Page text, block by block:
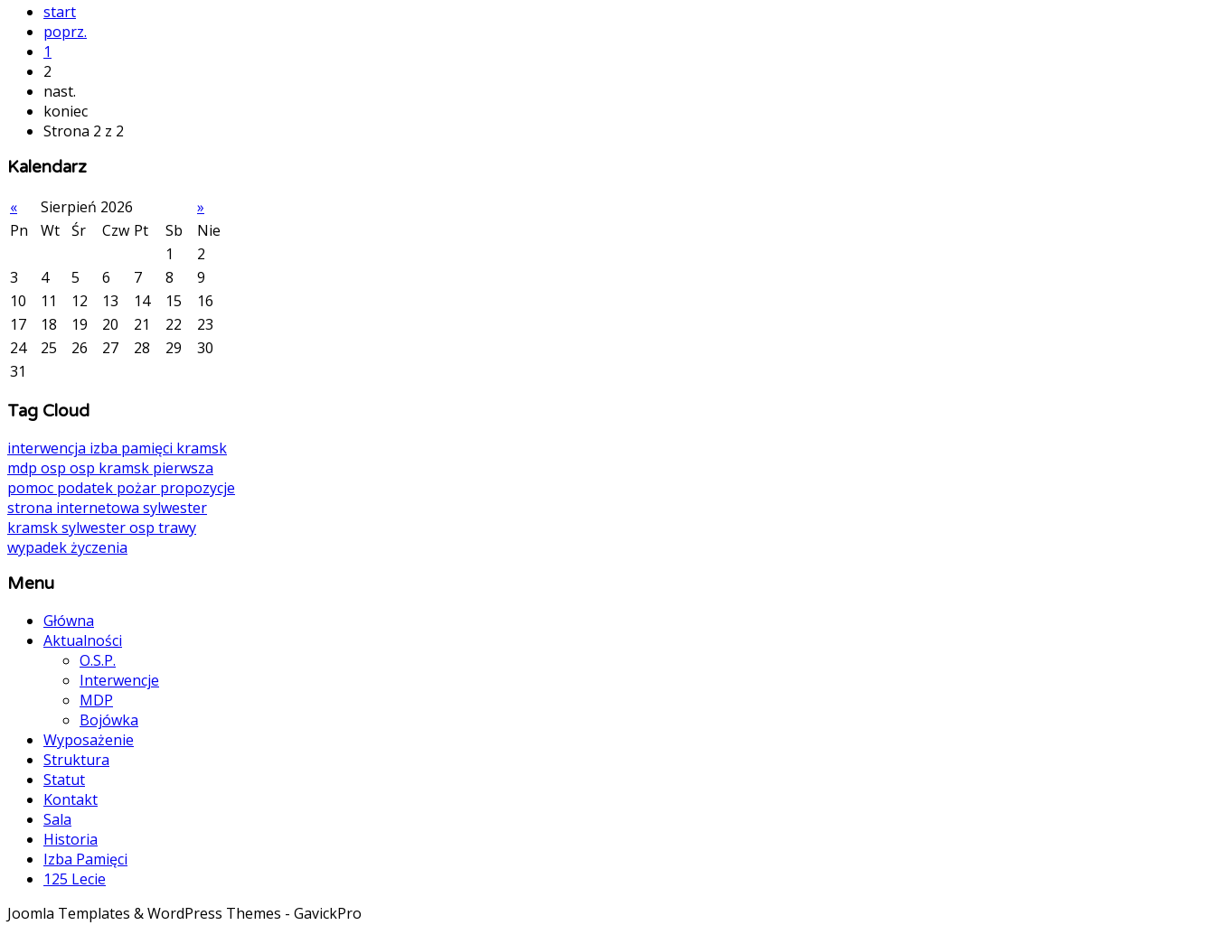
start
poprz.
1
2
nast.
koniec
Strona 2 z 2
Kalendarz
«
Sierpień 2026
»
Pn
Wt Śr Czw Pt Sb
Nie
1
2
3
4 5 6 7 8
9
10
11 12 13 14 15
16
17
18 19 20 21 22
23
24
25 26 27 28 29
30
31
Tag Cloud
interwencja izba pamięci kramsk
mdp osp osp kramsk pierwsza
pomoc podatek pożar propozycje
strona internetowa sylwester
kramsksylwester osp trawy
wypadekżyczenia
Menu
Główna
Aktualności
O.S.P.
Interwencje
MDP
Bojówka
Wyposażenie
Struktura
Statut
Kontakt
Sala
Historia
Izba Pamięci
125 Lecie
Joomla Templates & WordPress Themes - GavickPro